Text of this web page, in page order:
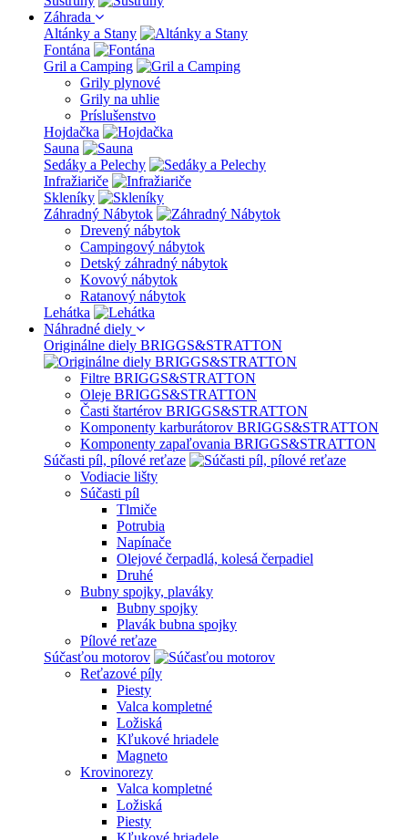
Záhrada
Altánky a Stany
Fontána
Gril a Camping
Grily plynové
Grily na uhlie
Príslušenstvo
Hojdačka
Sauna
Sedáky a Pelechy
Infražiariče
Skleníky
Záhradný Nábytok
Drevený nábytok
Campingový nábytok
Detský záhradný nábytok
Kovový nábytok
Ratanový nábytok
Lehátka
Náhradné diely
Originálne diely BRIGGS&STRATTON
Filtre BRIGGS&STRATTON
Oleje BRIGGS&STRATTON
Časti štartérov BRIGGS&STRATTON
Komponenty karburátorov BRIGGS&STRATTON
Komponenty zapaľovania BRIGGS&STRATTON
Súčasti píl, pílové reťaze
Vodiacie lišty
Súčasti píl
Tlmiče
Potrubia
Napínače
Olejové čerpadlá, kolesá čerpadiel
Druhé
Bubny spojky, plaváky
Bubny spojky
Plavák bubna spojky
Pílové reťaze
Súčasťou motorov
Reťazové píly
Piesty
Valca kompletné
Ložiská
Kľukové hriadele
Magneto
Krovinorezy
Valca kompletné
Ložiská
Piesty